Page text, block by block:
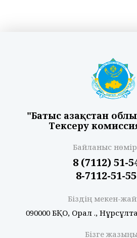
"Батыс Қазақстан
Тексеру
Байланыс
8 (7112) 51-
8-7112-51-
Біздің мекен-
090000 БҚО, Орал қ.,
Бізге